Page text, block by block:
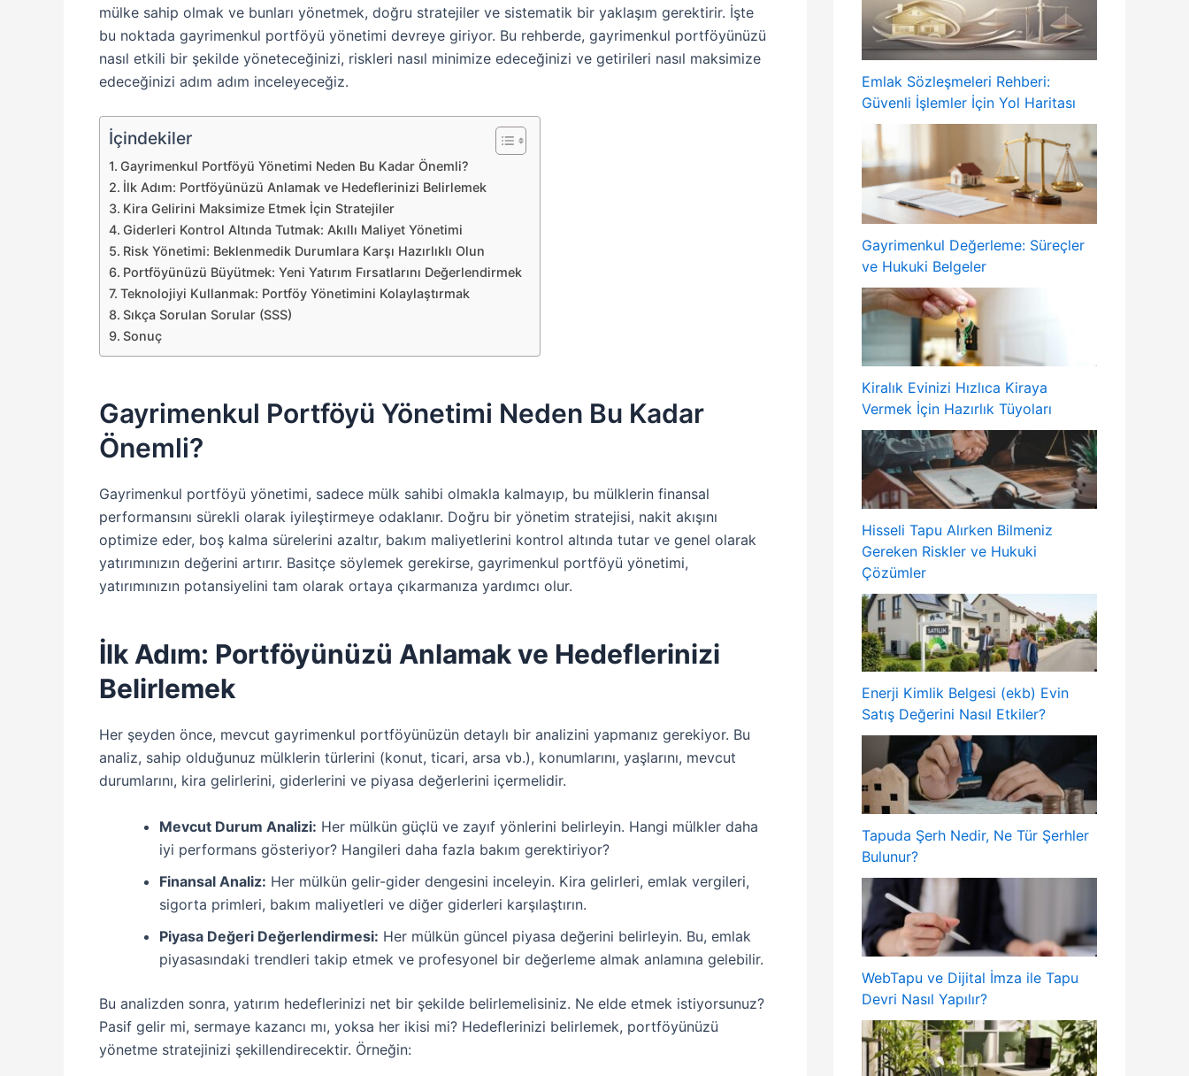
mülke sahip olmak ve bunları yönetmek, doğru stratejiler ve sistematik bir yaklaşım gerektirir. İşte
bu noktada gayrimenkul portföyü yönetimi devreye giriyor. Bu rehberde, gayrimenkul portföyünüzü
nasıl etkili bir şekilde yöneteceğinizi, riskleri nasıl minimize edeceğinizi ve getirileri nasıl maksimize
edeceğinizi adım adım inceleyeceğiz.
İçindekiler
Gayrimenkul Portföyü Yönetimi Neden Bu Kadar Önemli?
İlk Adım: Portföyünüzü Anlamak ve Hedeflerinizi Belirlemek
Kira Gelirini Maksimize Etmek İçin Stratejiler
Giderleri Kontrol Altında Tutmak: Akıllı Maliyet Yönetimi
Risk Yönetimi: Beklenmedik Durumlara Karşı Hazırlıklı Olun
Portföyünüzü Büyütmek: Yeni Yatırım Fırsatlarını Değerlendirmek
Teknolojiyi Kullanmak: Portföy Yönetimini Kolaylaştırmak
Sıkça Sorulan Sorular (SSS)
Sonuç
Gayrimenkul Portföyü Yönetimi Neden Bu Kadar
Önemli?
Gayrimenkul portföyü yönetimi, sadece mülk sahibi olmakla kalmayıp, bu mülklerin finansal
performansını sürekli olarak iyileştirmeye odaklanır. Doğru bir yönetim stratejisi, nakit akışını
optimize eder, boş kalma sürelerini azaltır, bakım maliyetlerini kontrol altında tutar ve genel olarak
yatırımınızın değerini artırır. Basitçe söylemek gerekirse, gayrimenkul portföyü yönetimi,
yatırımınızın potansiyelini tam olarak ortaya çıkarmanıza yardımcı olur.
İlk Adım: Portföyünüzü Anlamak ve Hedeflerinizi
Belirlemek
Her şeyden önce, mevcut gayrimenkul portföyünüzün detaylı bir analizini yapmanız gerekiyor. Bu
analiz, sahip olduğunuz mülklerin türlerini (konut, ticari, arsa vb.), konumlarını, yaşlarını, mevcut
durumlarını, kira gelirlerini, giderlerini ve piyasa değerlerini içermelidir.
Mevcut Durum Analizi: Her mülkün güçlü ve zayıf yönlerini belirleyin. Hangi mülkler daha
iyi performans gösteriyor? Hangileri daha fazla bakım gerektiriyor?
Finansal Analiz: Her mülkün gelir-gider dengesini inceleyin. Kira gelirleri, emlak vergileri,
sigorta primleri, bakım maliyetleri ve diğer giderleri karşılaştırın.
Piyasa Değeri Değerlendirmesi: Her mülkün güncel piyasa değerini belirleyin. Bu, emlak
piyasasındaki trendleri takip etmek ve profesyonel bir değerleme almak anlamına gelebilir.
Bu analizden sonra, yatırım hedeflerinizi net bir şekilde belirlemelisiniz. Ne elde etmek istiyorsunuz?
Pasif gelir mi, sermaye kazancı mı, yoksa her ikisi mi? Hedeflerinizi belirlemek, portföyünüzü
yönetme stratejinizi şekillendirecektir. Örneğin:
Emlak Sözleşmeleri Rehberi:
Güvenli İşlemler İçin Yol Haritası
Gayrimenkul Değerleme: Süreçler
ve Hukuki Belgeler
Kiralık Evinizi Hızlıca Kiraya
Vermek İçin Hazırlık Tüyoları
Hisseli Tapu Alırken Bilmeniz
Gereken Riskler ve Hukuki
Çözümler
Enerji Kimlik Belgesi (ekb) Evin
Satış Değerini Nasıl Etkiler?
Tapuda Şerh Nedir, Ne Tür Şerhler
Bulunur?
WebTapu ve Dijital İmza ile Tapu
Devri Nasıl Yapılır?